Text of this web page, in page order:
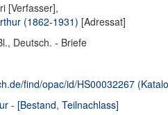
[Verfasser],
(1862-1931) [Adressat]
Deutsch. - Briefe
find/opac/id/HS00032267
- [Bestand, Teilnachlass]